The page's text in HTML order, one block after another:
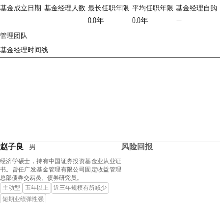
基金成立日期 基金经理人数 最长任职年限
0.0年
平均任职年限
0.0年
基金经理自购
—
管理团队
基金经理时间线
赵子良 男
经济学硕士，持有中国证券投资基金业从业证
书。曾任广发基金管理有限公司固定收益管理
总部债券交易员、债券研究员。
主动型
五年以上
近三年规模有所减少
短期业绩弹性强
风险回报